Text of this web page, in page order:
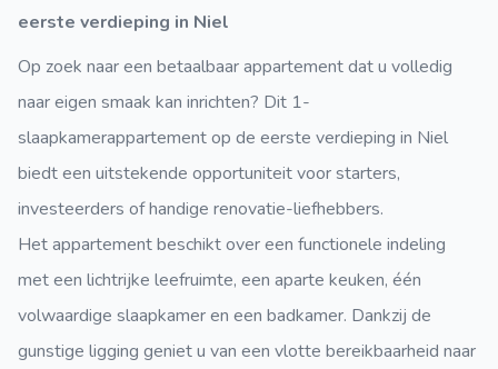
eerste verdieping in Niel
Op zoek naar een betaalbaar appartement dat u volledig
naar eigen smaak kan inrichten? Dit 1-
slaapkamerappartement op de eerste verdieping in Niel
biedt een uitstekende opportuniteit voor starters,
investeerders of handige renovatie-liefhebbers.
Het appartement beschikt over een functionele indeling
met een lichtrijke leefruimte, een aparte keuken, één
volwaardige slaapkamer en een badkamer. Dankzij de
gunstige ligging geniet u van een vlotte bereikbaarheid naar